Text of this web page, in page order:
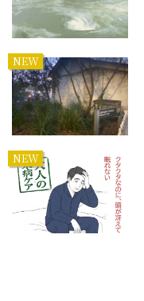
NEW
NEW